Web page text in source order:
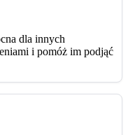
dla innych
i pomóż im podjąć